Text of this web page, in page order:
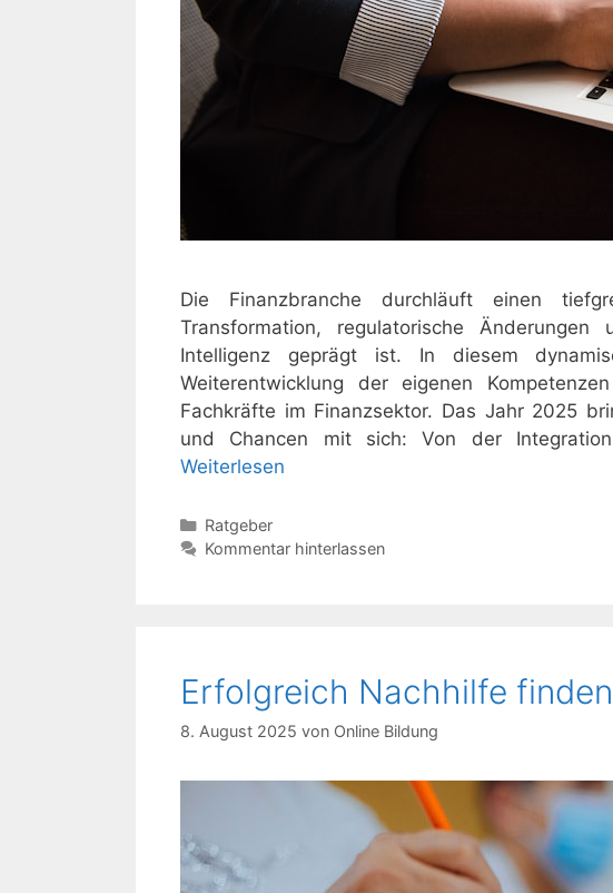
Die Finanzbranche durchläuft einen
Transformation, regulatorische
Intelligenz geprägt ist. In diesem
Weiterentwicklung der eigenen
Fachkräfte im Finanzsektor. Das Jahr 2025
und Chancen mit sich: Von der
Weiterlesen
Kategorien
Ratgeber
Kommentar hinterlassen
Erfolgreich Nachhilfe
8. August 2025 von Online Bildung